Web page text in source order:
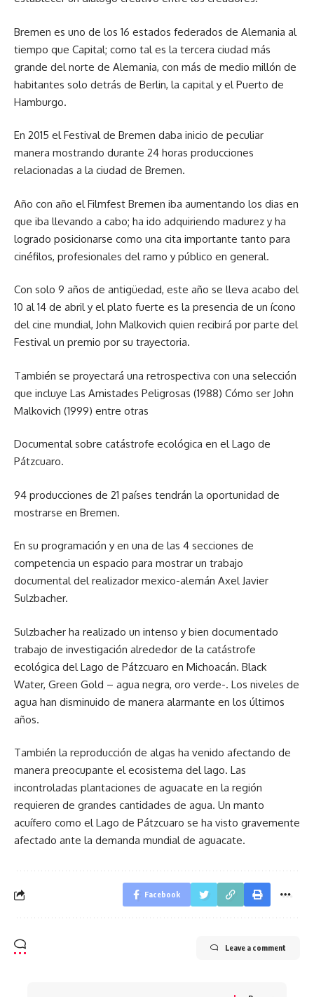
Bremen es uno de los 16 estados federados de Alemania al
tiempo que Capital; como tal es la tercera ciudad más
grande del norte de Alemania, con más de medio millón de
habitantes solo detrás de Berlin, la capital y el Puerto de
Hamburgo.
En 2015 el Festival de Bremen daba inicio de peculiar
manera mostrando durante 24 horas producciones
relacionadas a la ciudad de Bremen.
Año con año el Filmfest Bremen iba aumentando los dias en
que iba llevando a cabo; ha ido adquiriendo madurez y ha
logrado posicionarse como una cita importante tanto para
cinéfilos, profesionales del ramo y público en general.
Con solo 9 años de antigüedad, este año se lleva acabo del
10 al 14 de abril y el plato fuerte es la presencia de un ícono
del cine mundial, John Malkovich quien recibirá por parte del
Festival un premio por su trayectoria.
También se proyectará una retrospectiva con una selección
que incluye Las Amistades Peligrosas (1988) Cómo ser John
Malkovich (1999) entre otras
Documental sobre catástrofe ecológica en el Lago de
Pátzcuaro.
94 producciones de 21 países tendrán la oportunidad de
mostrarse en Bremen.
En su programación y en una de las 4 secciones de
competencia un espacio para mostrar un trabajo
documental del realizador mexico-alemán Axel Javier
Sulzbacher.
Sulzbacher ha realizado un intenso y bien documentado
trabajo de investigación alrededor de la catástrofe
ecológica del Lago de Pátzcuaro en Michoacán. Black
Water, Green Gold – agua negra, oro verde-. Los niveles de
agua han disminuido de manera alarmante en los últimos
años.
También la reproducción de algas ha venido afectando de
manera preocupante el ecosistema del lago. Las
incontroladas plantaciones de aguacate en la región
requieren de grandes cantidades de agua. Un manto
acuífero como el Lago de Pátzcuaro se ha visto gravemente
afectado ante la demanda mundial de aguacate.
Facebook
Leave a comment